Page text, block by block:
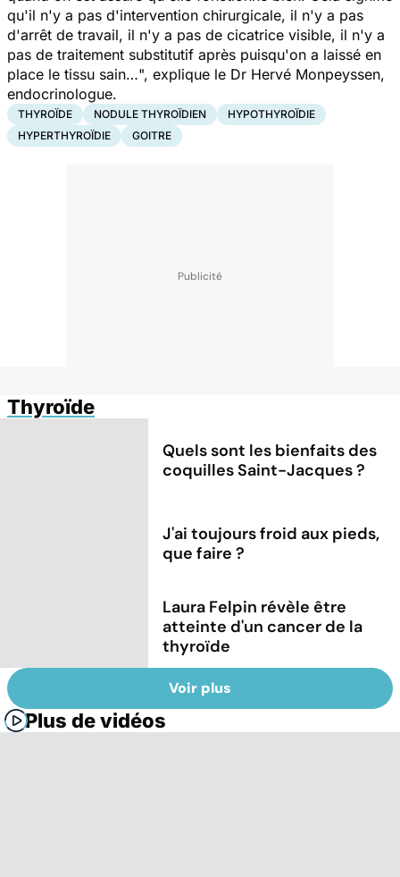
qu'il n'y a pas d'intervention chirurgicale, il n'y a pas
d'arrêt de travail, il n'y a pas de cicatrice visible, il n'y a
pas de traitement substitutif après puisqu'on a laissé en
place le tissu sain…", explique le Dr Hervé Monpeyssen,
endocrinologue.
THYROÏDE NODULE THYROÏDIEN
HYPOTHYROÏDIE
HYPERTHYROÏDIE
GOITRE
Thyroïde
Quels sont les bienfaits des
coquilles Saint-Jacques ?
J'ai toujours froid aux pieds,
que faire ?
Laura Felpin révèle être
atteinte d'un cancer de la
thyroïde
Voir plus
Plus de vidéos